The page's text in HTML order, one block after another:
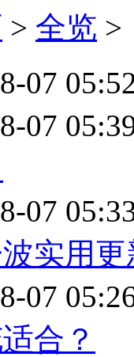
> 全览 >
07
07
07
实用更
07
合？